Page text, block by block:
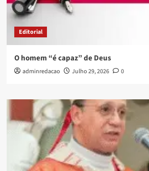
Editorial
O homem “é capaz” de Deus
adminredacao Julho 29, 2026 0